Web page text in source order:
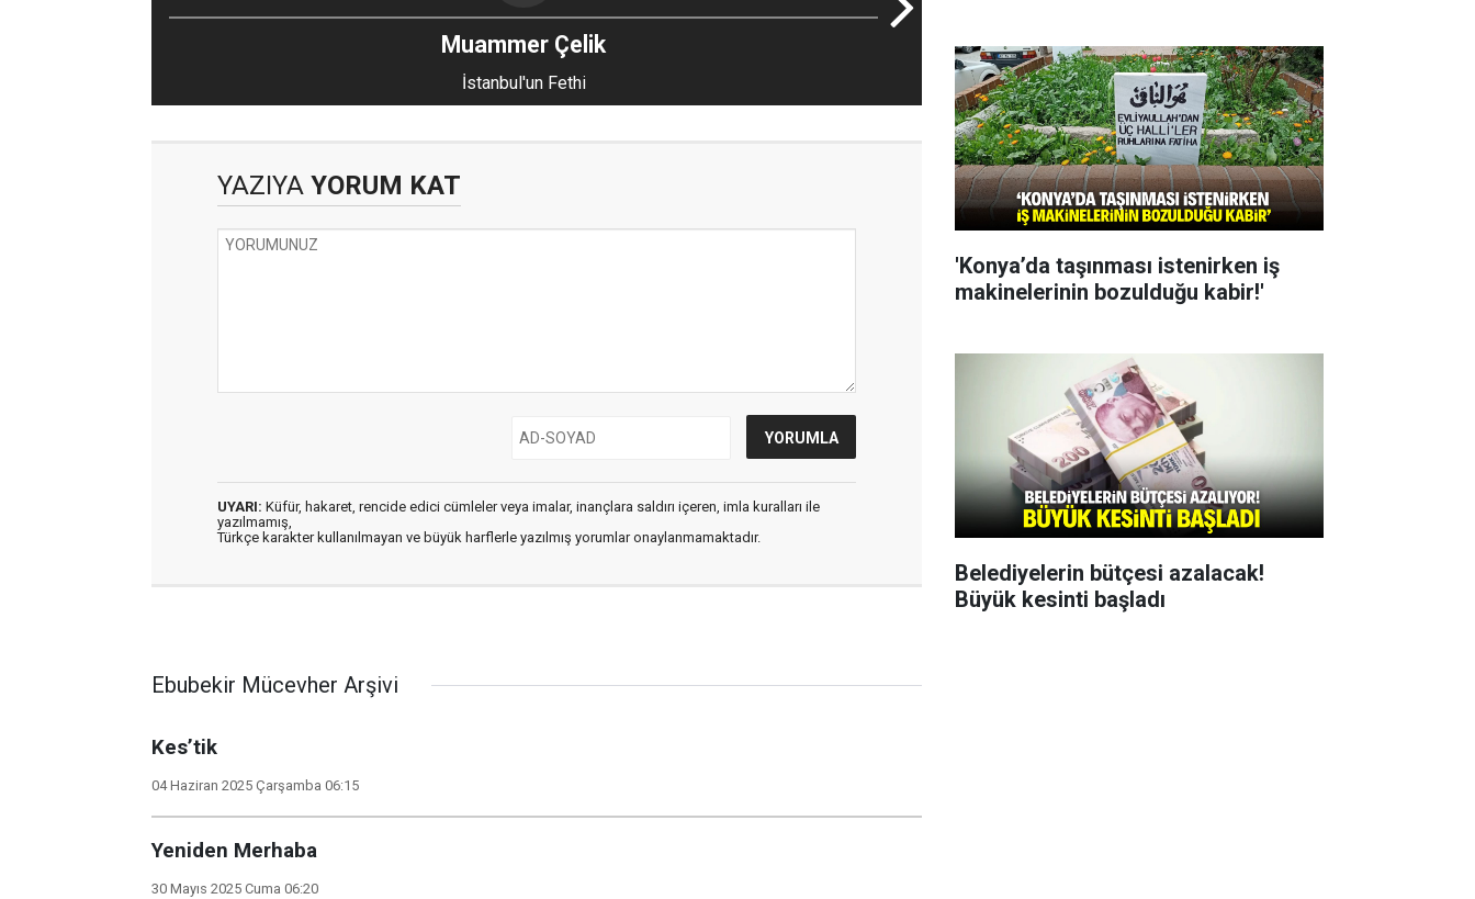
Muammer Çelik
İstanbul'un Fethi
YAZIYA YORUM KAT
UYARI: Küfür, hakaret, rencide edici cümleler veya imalar, inançlara saldırı içeren, imla kuralları ile
yazılmamış,
Türkçe karakter kullanılmayan ve büyük harflerle yazılmış yorumlar onaylanmamaktadır.
Ebubekir Mücevher Arşivi
Kes’tik
04 Haziran 2025 Çarşamba 06:15
Yeniden Merhaba
30 Mayıs 2025 Cuma 06:20
'Konya’da taşınması istenirken iş
makinelerinin bozulduğu kabir!'
Belediyelerin bütçesi azalacak!
Büyük kesinti başladı